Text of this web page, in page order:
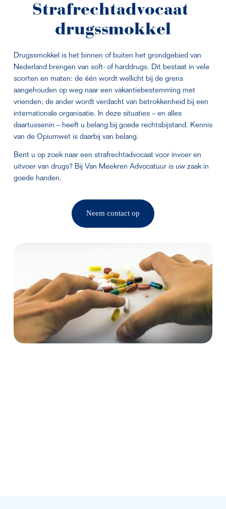
Strafrechtadvocaat
drugssmokkel
Drugssmokkel is het binnen of buiten het grondgebied van
Nederland brengen van soft- of harddrugs. Dit bestaat in vele
soorten en maten: de één wordt wellicht bij de grens
aangehouden op weg naar een vakantiebestemming met
vrienden; de ander wordt verdacht van betrokkenheid bij een
internationale organisatie. In deze situaties – en alles
daartussenin – heeft u belang bij goede rechtsbijstand. Kennis
van de Opiumwet is daarbij van belang.
Bent u op zoek naar een strafrechtadvocaat voor invoer en
uitvoer van drugs? Bij Van Meekren Advocatuur is uw zaak in
goede handen.
Neem contact op